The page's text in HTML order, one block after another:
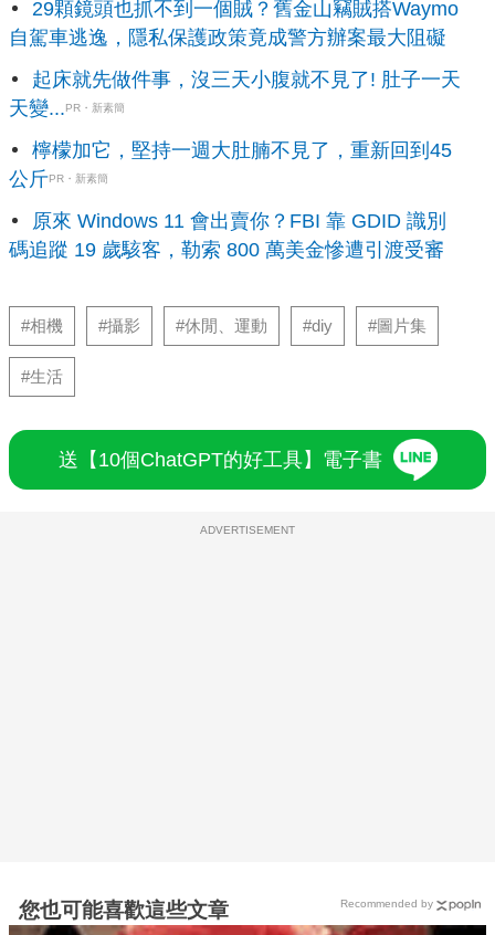
29顆鏡頭也抓不到一個賊？舊金山竊賊搭Waymo
自駕車逃逸，隱私保護政策竟成警方辦案最大阻礙
起床就先做件事，沒三天小腹就不見了! 肚子一天
天變... PR・新素簡
檸檬加它，堅持一週大肚腩不見了，重新回到45
公斤PR・新素簡
原來 Windows 11 會出賣你？FBI 靠 GDID 識別
碼追蹤 19 歲駭客，勒索 800 萬美金慘遭引渡受審
#相機 #攝影 #休閒、運動 #diy #圖片集
#生活
送【10個ChatGPT的好工具】電子書
ADVERTISEMENT
您也可能喜歡這些文章 Recommended by